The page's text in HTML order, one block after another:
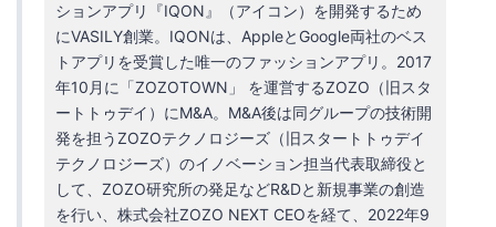
ションアプリ『IQON』（アイコン）を開発するため
にVASILY創業。IQONは、AppleとGoogle両社のベス
トアプリを受賞した唯一のファッションアプリ。2017
年10月に「ZOZOTOWN」 を運営するZOZO（旧スタ
ートトゥデイ）にM&A。M&A後は同グループの技術開
発を担うZOZOテクノロジーズ（旧スタートトゥデイ
テクノロジーズ）のイノベーション担当代表取締役と
して、ZOZO研究所の発足などR&Dと新規事業の創造
を行い、株式会社ZOZO NEXT CEOを経て、2022年9